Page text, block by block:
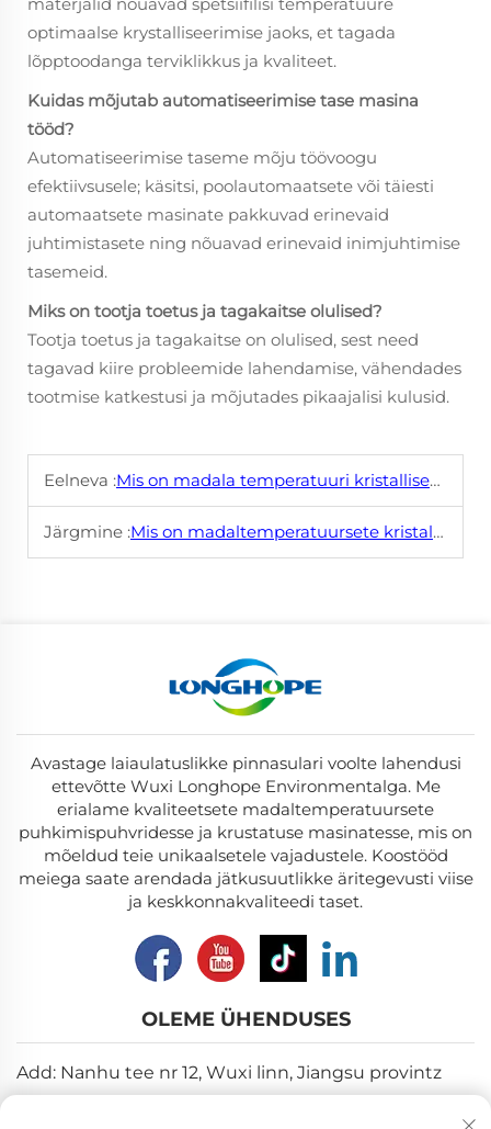
optimaalse krystalliseerimise jaoks, et tagada
lõpptoodanga terviklikkus ja kvaliteet.
Kuidas mõjutab automatiseerimise tase masina
tööd?
Automatiseerimise taseme mõju töövoogu
efektiivsusele; käsitsi, poolautomaatsete või täiesti
automaatsete masinate pakkuvad erinevaid
juhtimistasete ning nõuavad erinevaid inimjuhtimise
tasemeid.
Miks on tootja toetus ja tagakaitse olulised?
Tootja toetus ja tagakaitse on olulised, sest need
tagavad kiire probleemide lahendamise, vähendades
tootmise katkestusi ja mõjutades pikaajalisi kulusid.
Eelneva :Mis on madala temperatuuri kristalliseerimiskondade rakendused tööstuses?
Järgmine :Mis on madaltemperatuursete kristalliseerimiskondade kasud?
Avastage laiaulatuslikke pinnasulari voolte lahendusi
ettevõtte Wuxi Longhope Environmentalga. Me
erialame kvaliteetsete madaltemperatuursete
puhkimispuhvridesse ja krustatuse masinatesse, mis on
mõeldud teie unikaalsetele vajadustele. Koostööd
meiega saate arendada jätkusuutlikke äritegevusti viise
ja keskkonnakvaliteedi taset.
OLEME ÜHENDUSES
Add: Nanhu tee nr 12, Wuxi linn, Jiangsu provintz